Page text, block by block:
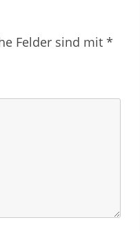
Felder sind mit *